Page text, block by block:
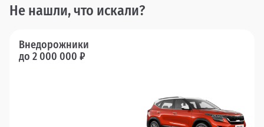
Не нашли, что искали?
Внедорожники
до 2 000 000 ₽